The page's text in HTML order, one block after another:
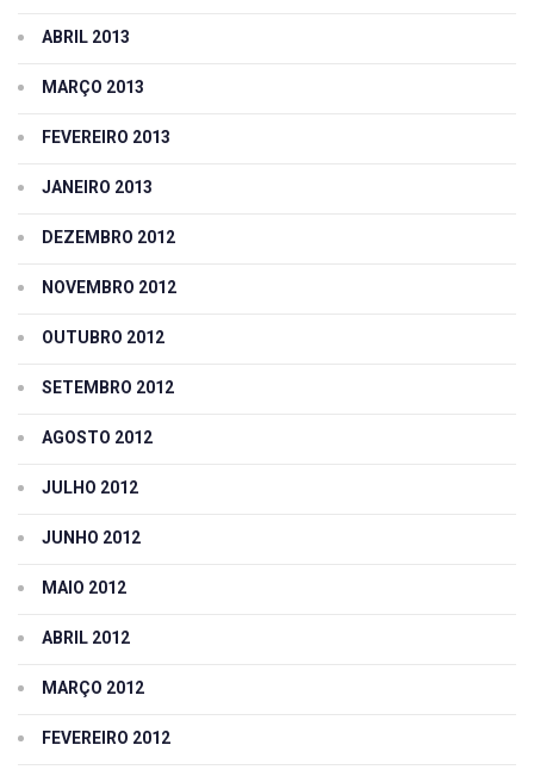
ABRIL 2013
MARÇO 2013
FEVEREIRO 2013
JANEIRO 2013
DEZEMBRO 2012
NOVEMBRO 2012
OUTUBRO 2012
SETEMBRO 2012
AGOSTO 2012
JULHO 2012
JUNHO 2012
MAIO 2012
ABRIL 2012
MARÇO 2012
FEVEREIRO 2012